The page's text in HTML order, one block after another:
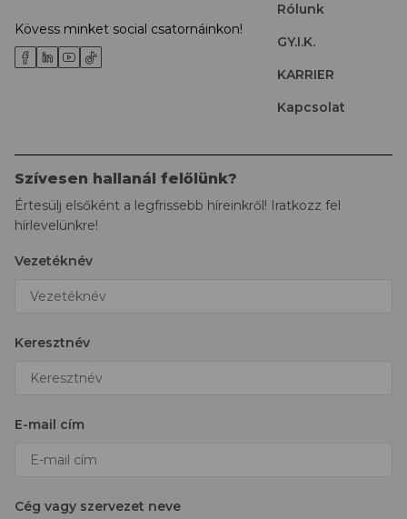
Kövess minket social csatornáinkon!
Rólunk
GY.I.K.
KARRIER
Kapcsolat
Szívesen hallanál felőlünk?
Értesülj elsőként a legfrissebb híreinkről! Iratkozz fel
hírlevelünkre!
Vezetéknév
Keresztnév
E-mail cím
Cég vagy szervezet neve